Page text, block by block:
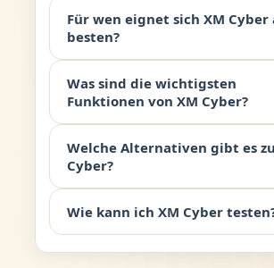
Für wen eignet sich XM Cyber
besten?
Was sind die wichtigsten
Funktionen von XM Cyber?
Welche Alternativen gibt es
Cyber?
Wie kann ich XM Cyber